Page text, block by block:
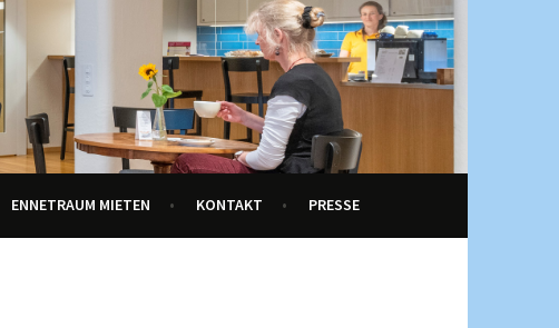
ENNETRAUM MIETEN KONTAKT PRESSE